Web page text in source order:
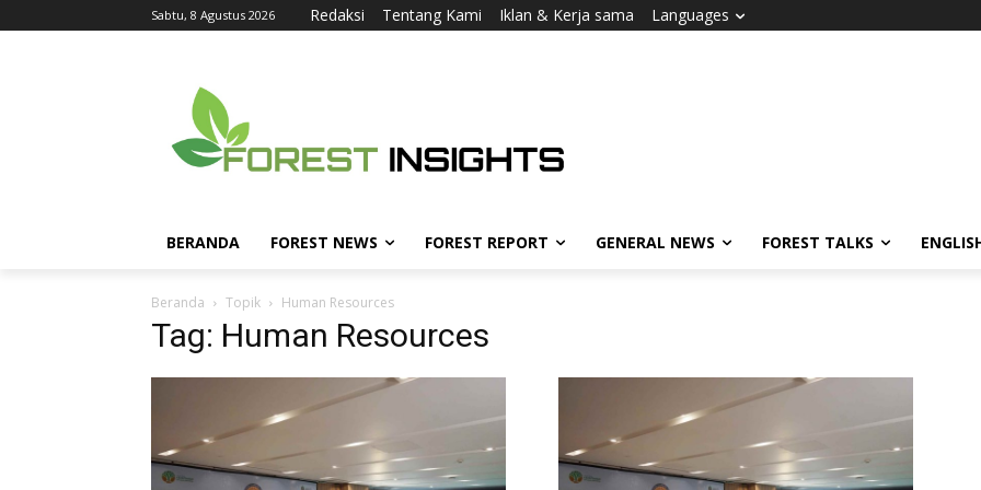
Sabtu, 8 Agustus 2026 Redaksi Tentang Kami Iklan & Kerja sama Languages
BERANDA FOREST NEWS FOREST REPORT GENERAL NEWS FOREST TALKS
Beranda Topik Human Resources
Tag: Human Resources